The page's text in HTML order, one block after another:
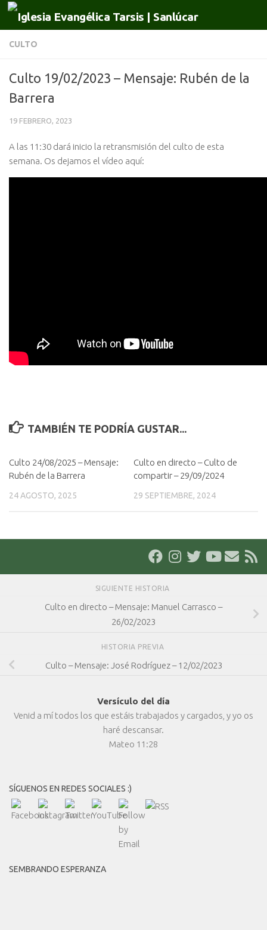
Saltar al contenido
CULTO
Culto 19/02/2023 – Mensaje: Rubén de la
Barrera
19 FEBRERO, 2023
A las 11:30 dará inicio la retransmisión del culto de esta
semana. Os dejamos el vídeo aquí:
TAMBIÉN TE PODRÍA GUSTAR...
Culto 24/08/2025 – Mensaje:
Rubén de la Barrera
24 AGOSTO, 2025
Culto en directo – Culto de
compartir – 29/09/2024
29 SEPTIEMBRE, 2024
SIGUIENTE HISTORIA
Culto en directo – Mensaje: Manuel Carrasco –
26/02/2023
HISTORIA PREVIA
Culto – Mensaje: José Rodríguez – 12/02/2023
Versículo del día
Venid a mí todos los que estáis trabajados y cargados, y yo os
haré descansar.
Mateo 11:28
SÍGUENOS EN REDES SOCIALES :)
SEMBRANDO ESPERANZA